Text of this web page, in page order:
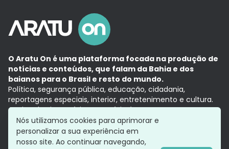
O Aratu On é uma plataforma focada na produção de
notícias e conteúdos, que falam da Bahia e dos
baianos para o Brasil e resto do mundo.
Política, segurança pública, educação, cidadania,
reportagens especiais, interior, entretenimento e cultura.
Aqui, tudo vira notícia e a notícia é no tempo presente,
com a credibilidade do Grupo Aratu.
Grupo Aratu
Política de privacidade
Nós utilizamos cookies para aprimorar e
personalizar a sua experiência em
nosso site. Ao continuar navegando,